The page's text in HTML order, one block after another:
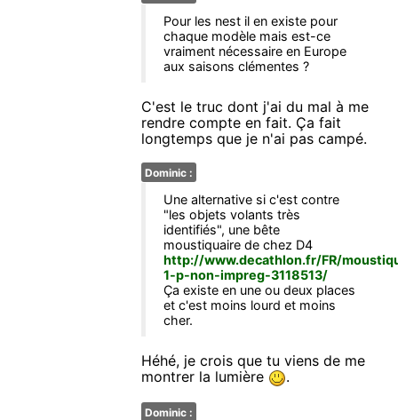
Pour les nest il en existe pour
chaque modèle mais est-ce
vraiment nécessaire en Europe
aux saisons clémentes ?
C'est le truc dont j'ai du mal à me
rendre compte en fait. Ça fait
longtemps que je n'ai pas campé.
Dominic :
Une alternative si c'est contre
"les objets volants très
identifiés", une bête
moustiquaire de chez D4
http://www.decathlon.fr/FR/
1-p-non-impreg-3118513/
Ça existe en une ou deux places
et c'est moins lourd et moins
cher.
Héhé, je crois que tu viens de me
montrer la lumière
.
Dominic :